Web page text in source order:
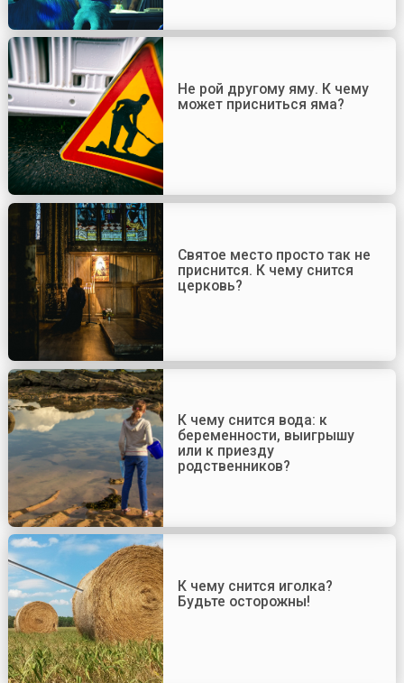
Не рой другому яму. К чему
может присниться яма?
Святое место просто так не
приснится. К чему снится
церковь?
К чему снится вода: к
беременности, выигрышу
или к приезду
родственников?
К чему снится иголка?
Будьте осторожны!